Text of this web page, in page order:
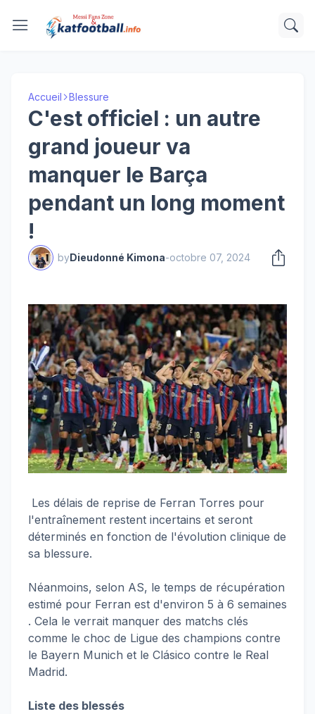
Accueil Blessure
C'est officiel : un autre
grand joueur va
manquer le Barça
pendant un long moment
!
byDieudonné Kimona-octobre 07, 2024
Les délais de reprise de Ferran Torres pour
l'entraînement restent incertains et seront
déterminés en fonction de l'évolution clinique de
sa blessure.
Néanmoins, selon AS, le temps de récupération
estimé pour Ferran est d'environ 5 à 6 semaines
. Cela le verrait manquer des matchs clés
comme le choc de Ligue des champions contre
le Bayern Munich et le Clásico contre le Real
Madrid.
Liste des blessés